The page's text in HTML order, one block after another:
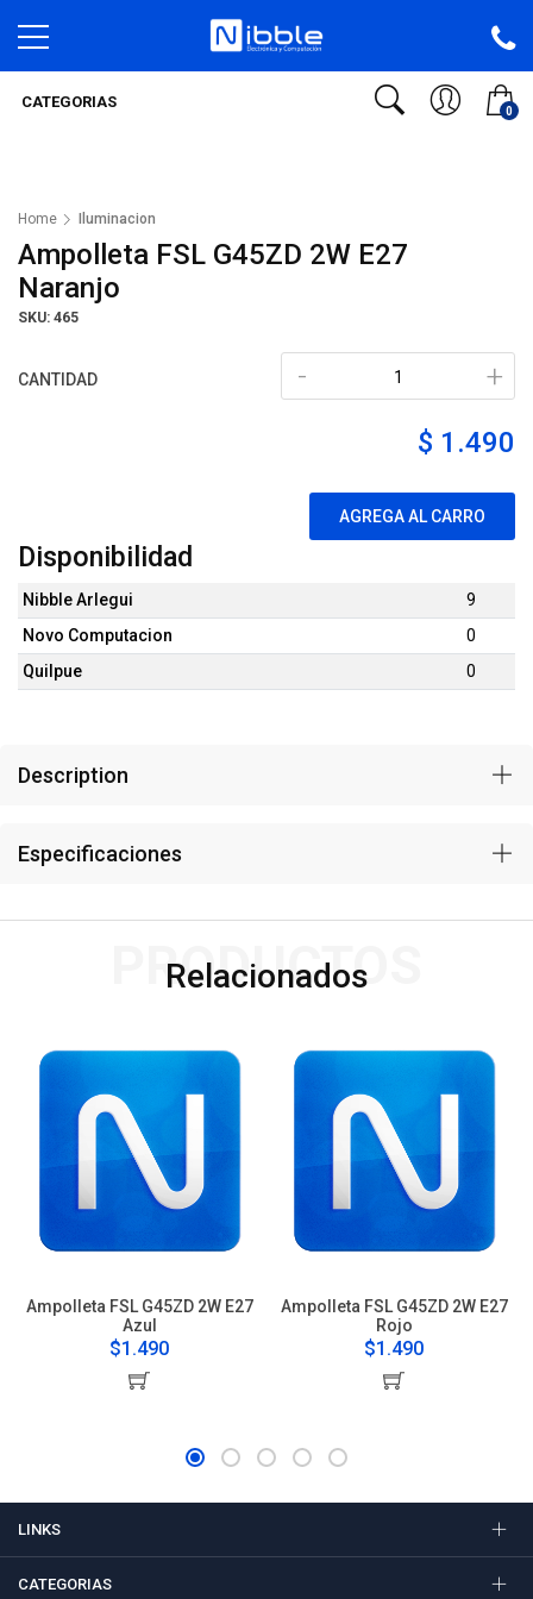
0
CATEGORIAS
Home Iluminacion
Ampolleta FSL G45ZD 2W E27
Naranjo
SKU: 465
CANTIDAD +
-
$ 1.490
AGREGA AL CARRO
Disponibilidad
Nibble Arlegui
9
Novo Computacion
0
Quilpue
0
Description
Especificaciones
Relacionados
PRODUCTOS
Ampolleta FSL G45ZD 2W E27
Azul
$1.490
Ampolleta FSL G45ZD 2W E27
Rojo
$1.490
LINKS
CATEGORIAS